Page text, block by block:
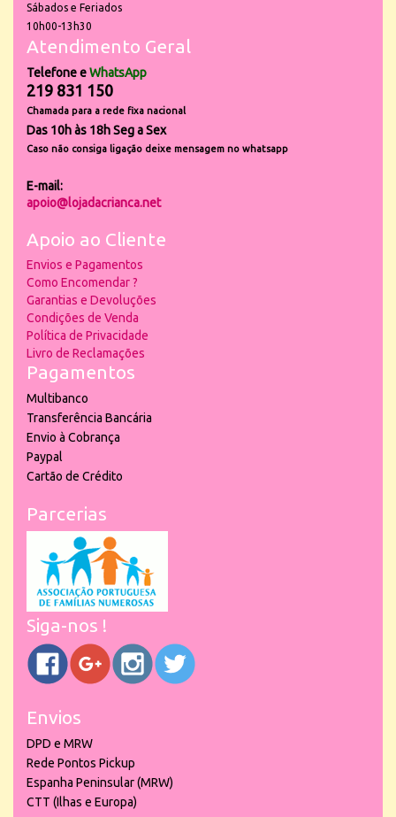
Sábados e Feriados
10h00-13h30
Atendimento Geral
Telefone eWhatsApp
219 831 150
Chamada para a rede fixa nacional
Das 10h às 18h Seg a Sex
Caso não consiga ligação deixe mensagem no whatsapp
E-mail:
apoio@lojadacrianca.net
Apoio ao Cliente
Envios e Pagamentos
Como Encomendar ?
Garantias e Devoluções
Condições de Venda
Política de Privacidade
Livro de Reclamações
Pagamentos
Multibanco
Transferência Bancária
Envio à Cobrança
Paypal
Cartão de Crédito
Parcerias
Siga-nos !
Envios
DPD e MRW
Rede Pontos Pickup
Espanha Peninsular (MRW)
CTT (Ilhas e Europa)